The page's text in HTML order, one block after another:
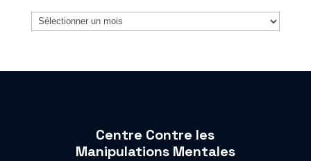
Archives
Centre Contre les
Manipulations Mentales